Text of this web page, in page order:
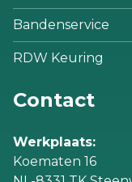
Bandenservice
RDW Keuring
Contact
Werkplaats:
Koematen 16